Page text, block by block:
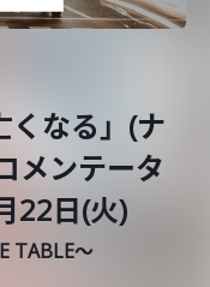
くなる」(ナ
メンテータ
22日(火)
TABLE～